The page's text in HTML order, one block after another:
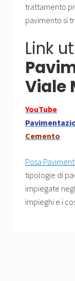
trattamento
pavimento si
Link
Viale
YouTube
Cemento
Posa
tipologie di
impiegate
impieghi e i